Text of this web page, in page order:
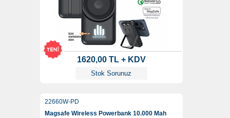
1620,00 TL + KDV
Stok Sorunuz
22660W-PD
Magsafe Wireless Powerbank 10.000 Mah